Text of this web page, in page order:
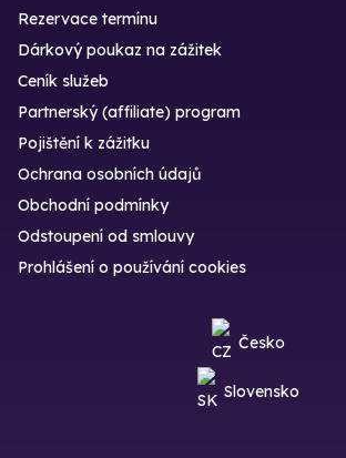
Rezervace termínu
Dárkový poukaz na zážitek
Ceník služeb
Partnerský (affiliate) program
Pojištění k zážitku
Ochrana osobních údajů
Obchodní podmínky
Odstoupení od smlouvy
Prohlášení o používání cookies
Česko
Slovensko